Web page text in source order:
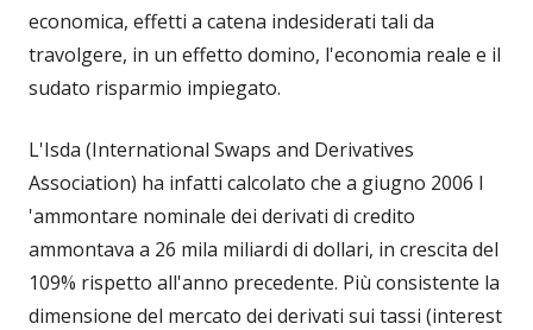
economica, effetti a catena indesiderati tali da
travolgere, in un effetto domino, l'economia reale e il
sudato risparmio impiegato.
L'Isda (International Swaps and Derivatives
Association) ha infatti calcolato che a giugno 2006 l
'ammontare nominale dei derivati di credito
ammontava a 26 mila miliardi di dollari, in crescita del
109% rispetto all'anno precedente. Più consistente la
dimensione del mercato dei derivati sui tassi (interest